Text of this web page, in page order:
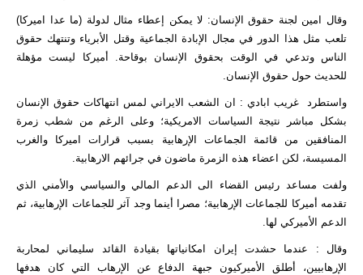
وقال امين لجنة حقوق الإنسان: لا يمكن إعطاء مثال لدولة (ما عدا اميركا)
تلعب مثل هذا الدور في مجال الإبادة الجماعية وقتل الأبرياء وتنتهك حقوق
الناس وتدعي في الوقت بحقوق الإنسان بوقاحة. أميركا ليست مؤهلة
للحديث حول حقوق الإنسان.
واستطرد غريب ابادي : ان الشعب الايراني لمس انتهاكات حقوق الإنسان
بشكل مباشر نتيجة السياسات الامريكية؛ وعلى الرغم من شطب زمرة
المنافقين من قائمة الجماعات الإرهابية بسبب قرارات اميركا والغرب
المسيسة، لكن اعضاء هذه الزمرة ماضون في جرائهم الارهابية.
ولفت مساعد رئيس القضاء الى الدعم المالي والسياسي والأمني ​​الذي
تقدمه أميركا للجماعات الإرهابية؛ مصرا أينما وجد آثر للجماعات الإرهابية، ثم
الدعم الأميركي لها.
وقال : عندما حشدت إيران امكانياتها بقيادة القائد سليماني لمحاربة
الإرهابيين، أطلق الأميركيون جبهة الدفاع عن الإرهاب التي كان هدفها